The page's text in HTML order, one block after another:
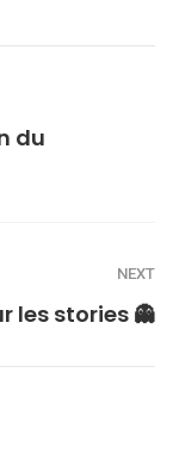
du
NEXT
les stories 👻